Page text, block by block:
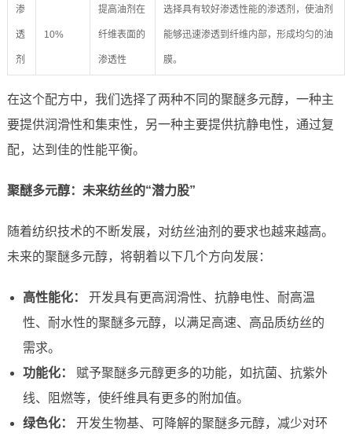
渗
透
剂
10%
提高油剂在
纤维表面的
渗透性
选择具有较好渗透性能的渗透剂，使油剂
能够迅速渗透到纤维内部，形成均匀的油
膜。
在这个配方中，我们选择了两种不同的聚醚多元醇，一种主
要提供润滑性和集束性，另一种主要提供抗静电性，通过复
配，达到佳的性能平衡。
聚醚多元醇：未来纺丝的“潜力股”
随着纺织技术的不断发展，对纺丝油剂的要求也越来越高。
未来的聚醚多元醇，将朝着以下几个方向发展：
高性能化：
开发具有更高润滑性、抗静电性、耐高温
性、耐水性的聚醚多元醇，以满足高速、高品质纺丝的
需求。
功能化：
赋予聚醚多元醇更多的功能，如抗菌、抗紫外
线、阻燃等，使纤维具有更多的附加值。
绿色化：
开发生物基、可降解的聚醚多元醇，减少对环